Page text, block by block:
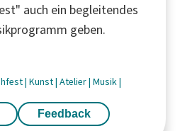
auch ein begleitendes
geben.
| Kunst| Atelier| Musik|
Feedback